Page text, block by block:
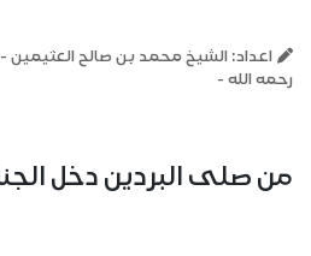
اعداد: الشيخ محمد بن صالح العثيمين -
رحمه الله -
من صلى البردين دخل